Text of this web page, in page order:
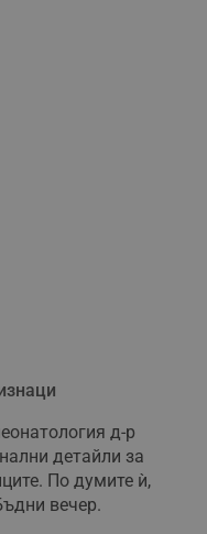
д-р
детайли за
По думите ѝ,
вечер.